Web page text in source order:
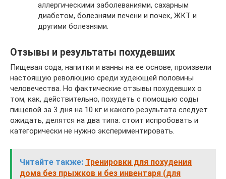
аллергическими заболеваниями, сахарным
диабетом, болезнями печени и почек, ЖКТ и
другими болезнями.
Отзывы и результаты похудевших
Пищевая сода, напитки и ванны на ее основе, произвели
настоящую революцию среди худеющей половины
человечества. Но фактические отзывы похудевших о
том, как, действительно, похудеть с помощью соды
пищевой за 3 дня на 10 кг и какого результата следует
ожидать, делятся на два типа: стоит испробовать и
категорически не нужно экспериментировать.
Читайте также: Тренировки для похудения
дома без прыжков и без инвентаря (для